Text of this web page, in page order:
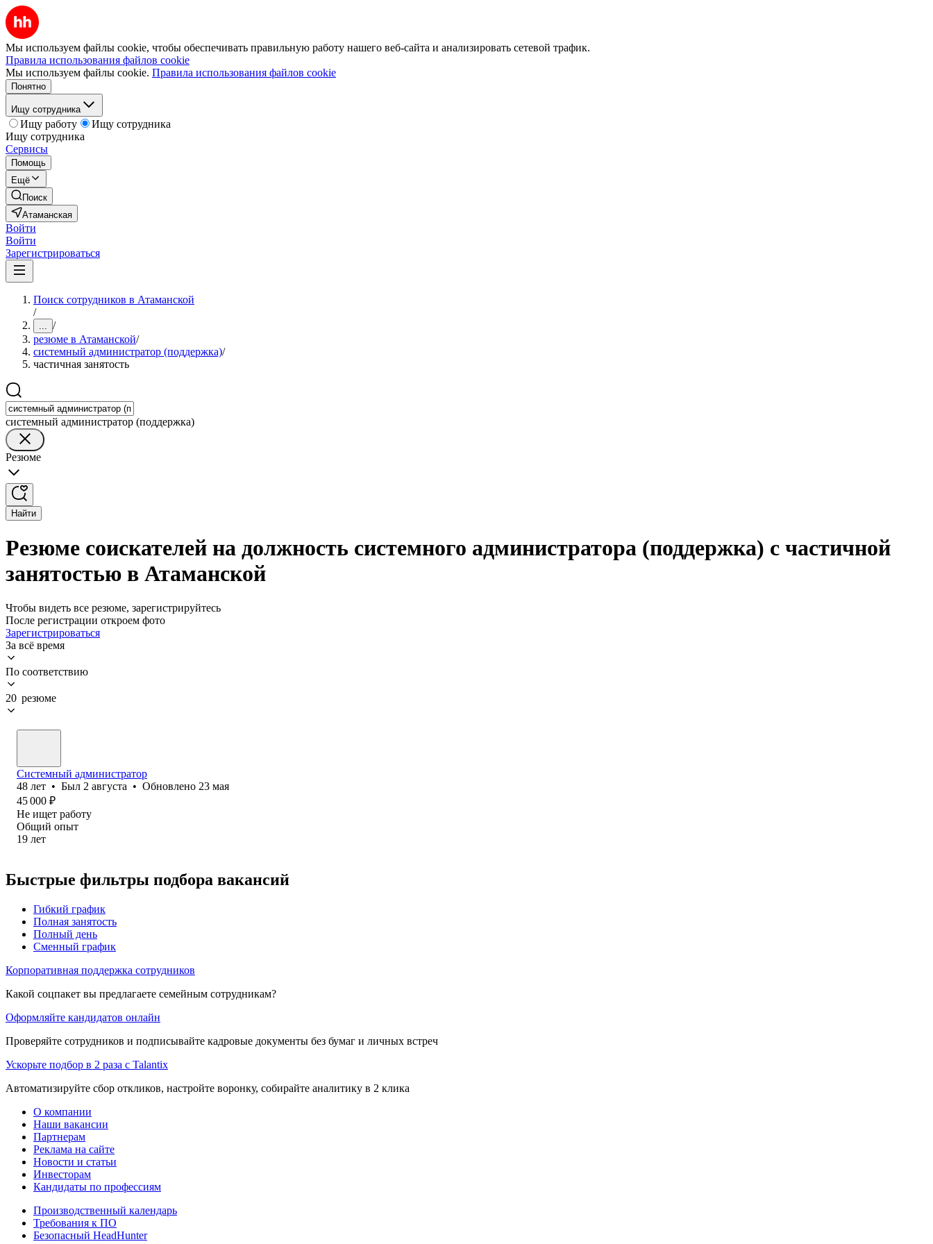
Мы используем файлы cookie, чтобы обеспечивать правильную работу нашего веб-сайта и анализировать сетевой трафик.
Правила использования файлов cookie
Мы используем файлы cookie. Правила использования файлов cookie
Понятно
Ищу сотрудника
Ищу работу
Ищу сотрудника
Ищу сотрудника
Сервисы
Помощь
Ещё
Поиск
Атаманская
Войти
Войти
Зарегистрироваться
Поиск сотрудников в Атаманской
/
... /
резюме в Атаманской/
системный администратор (поддержка)/
частичная занятость
системный администратор (поддержка)
Резюме
Найти
Резюме соискателей на должность системного администратора (поддержка) с частичной
занятостью в Атаманской
Чтобы видеть все резюме, зарегистрируйтесь
После регистрации откроем фото
Зарегистрироваться
За всё время
По соответствию
20 резюме
Системный администратор
48 лет • Был 2 августа • Обновлено 23 мая
45 000 ₽
Не ищет работу
Общий опыт
19 лет
Быстрые фильтры подбора вакансий
Гибкий график
Полная занятость
Полный день
Сменный график
Корпоративная поддержка сотрудников
Какой соцпакет вы предлагаете семейным сотрудникам?
Оформляйте кандидатов онлайн
Проверяйте сотрудников и подписывайте кадровые документы без бумаг и личных встреч
Ускорьте подбор в 2 раза с Talantix
Автоматизируйте сбор откликов, настройте воронку, собирайте аналитику в 2 клика
О компании
Наши вакансии
Партнерам
Реклама на сайте
Новости и статьи
Инвесторам
Кандидаты по профессиям
Производственный календарь
Требования к ПО
Безопасный HeadHunter